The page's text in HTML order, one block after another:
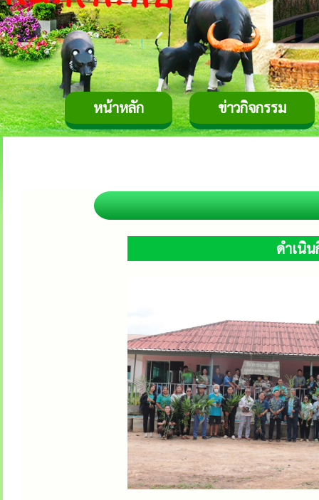
หน้าหลัก ข่าวกิจกรรม
ดำเนิ